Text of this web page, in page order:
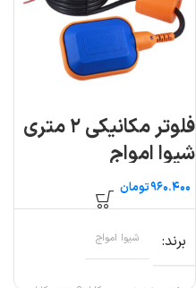
فلوتر مکانیکی ۲ متری
شیوا امواج
تومان
برند شیوا امواج